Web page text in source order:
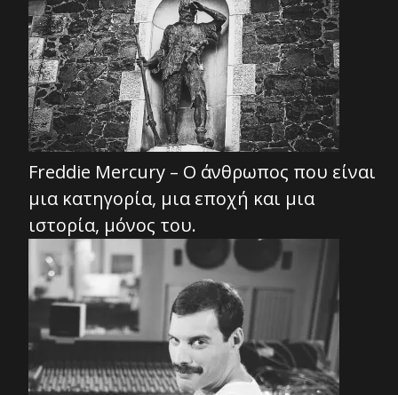
Freddie Mercury – Ο άνθρωπος που είναι
μια κατηγορία, μια εποχή και μια
ιστορία, μόνος του.